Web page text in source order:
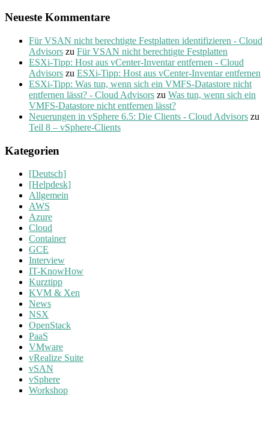
Neueste Kommentare
Für VSAN nicht berechtigte Festplatten identifizieren - Cloud
Advisors zu Für VSAN nicht berechtigte Festplatten
ESXi-Tipp: Host aus vCenter-Inventar entfernen - Cloud
Advisors zu ESXi-Tipp: Host aus vCenter-Inventar entfernen
ESXi-Tipp: Was tun, wenn sich ein VMFS-Datastore nicht
entfernen lässt? - Cloud Advisors zu Was tun, wenn sich ein
VMFS-Datastore nicht entfernen lässt?
Neuerungen in vSphere 6.5: Die Clients - Cloud Advisors zu
Teil 8 – vSphere-Clients
Kategorien
[Deutsch]
[Helpdesk]
Allgemein
AWS
Azure
Cloud
Container
GCE
Interview
IT-KnowHow
Kurztipp
KVM & Xen
News
NSX
OpenStack
PaaS
VMware
vRealize Suite
vSAN
vSphere
Workshop